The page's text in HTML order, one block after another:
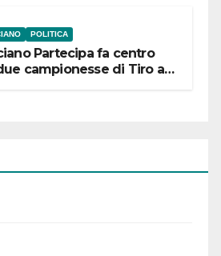
POLITICA
Partecipa fa centro
campionesse di Tiro a